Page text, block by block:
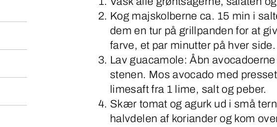
Kog majskolberne ca. 15 min i
dem en tur på grillpanden for at
farve, et par minutter på hver side.
Lav guacamole: Åbn
stenen. Mos avocado med
limesaft fra 1 lime, salt og peber.
Skær tomat og agurk ud i små
halvdelen af koriander og kom